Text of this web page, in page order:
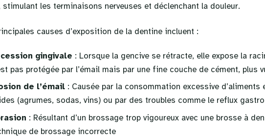
stimulant les terminaisons nerveuses et déclenchant la douleur.
causes d’exposition de la dentine incluent :
gingivale : Lorsque la gencive se rétracte, elle expose la
pas protégée par l’émail mais par une fine couche de cément, plus
de l’émail: Causée par la consommation excessive d’aliments
(agrumes, sodas, vins) ou par des troubles comme le reflux
: Résultant d’un brossage trop vigoureux avec une brosse à
de brossage incorrecte